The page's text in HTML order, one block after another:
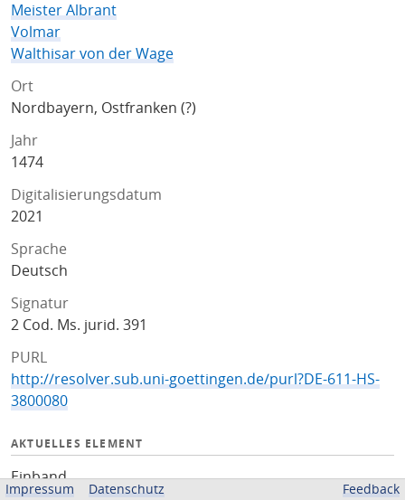
Meister Albrant
Volmar
Walthisar von der Wage
Ort
Nordbayern, Ostfranken (?)
Jahr
1474
Digitalisierungsdatum
2021
Sprache
Deutsch
Signatur
2 Cod. Ms. jurid. 391
PURL
http://resolver.sub.uni-goettingen.de/purl?DE-611-HS-
3800080
AKTUELLES ELEMENT
Einband
Impressum Datenschutz Feedback